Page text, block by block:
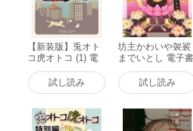
【新装版】兎オト
コ虎オトコ (1) 電
子書籍版
試し読み
坊主かわいや袈裟
までいとし 電子書
籍版
試し読み